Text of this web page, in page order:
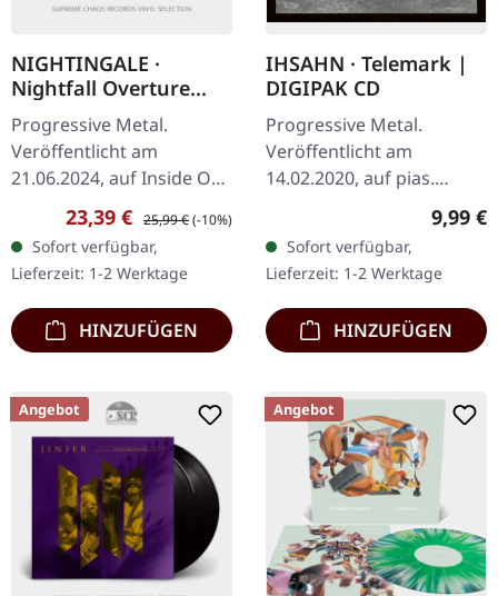
NIGHTINGALE ·
Nightfall Overture
(Re-Issue 2024) |
BLACK LP
Progressive Metal.
Veröffentlicht am
21.06.2024, auf Inside Out
Music. Schwarzes Vinyl.
Diese neu gemasterte
Ausgabe von Nightingales
bahnbrechendem…
Verkaufspreis:
23,39 € Regulärer Preis:
25,99 €(-10%)
Sofort verfügbar,
Lieferzeit: 1-2 Werktage
HINZUFÜGEN
IHSAHN · Telemark |
DIGIPAK CD
Progressive Metal.
Veröffentlicht am
14.02.2020, auf pias.
Limitiertes Digisleeve mit
8-seitigem Booklet. Stridig
Nord Telemark Rock And
Roll Is Dead…
9,99 €
Sofort verfügbar,
Lieferzeit: 1-2 Werktage
HINZUFÜGEN
Angebot Angebot